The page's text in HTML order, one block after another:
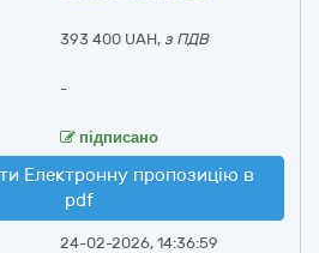
393 400 UAH, з ПДВ
-
підписано
Електронну пропозицію в
pdf
24-02-2026, 14:36:59